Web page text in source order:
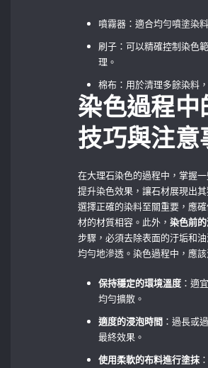
噴霧器：適合均勻噴塗染
刷子：可以精確控制染色
理。
棉布：用於清理多餘染料
染色過程中
技巧與注意
在大理石染色的過程中，掌握
提升染色效果，讓石材展現出
選擇正確的染料至關重要，應
材的材質相容。此外，染色前
步驟，必須去除表面的汙垢和
均勻地滲透。染色過程中，應該
保持穩定的環境溫度 ：適
均勻擴散。
適度的浸泡時間 ：過長或
最終效果。
使用柔軟的布料進行塗抹